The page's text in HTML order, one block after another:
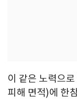
이 같은 노력으
피해 면적)에 한